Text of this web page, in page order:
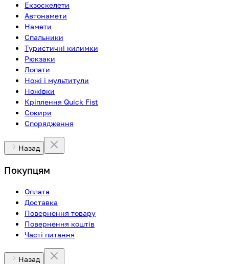
Екзоскелети
Автонамети
Намети
Спальники
Туристичні килимки
Рюкзаки
Лопати
Ножі і мультитули
Ножівки
Кріплення Quick Fist
Сокири
Спорядження
Назад
Покупцям
Оплата
Доставка
Повернення товару
Повернення коштів
Часті питання
Назад